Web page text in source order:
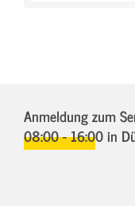
Anmeldung zum
08:00 - 16:00in